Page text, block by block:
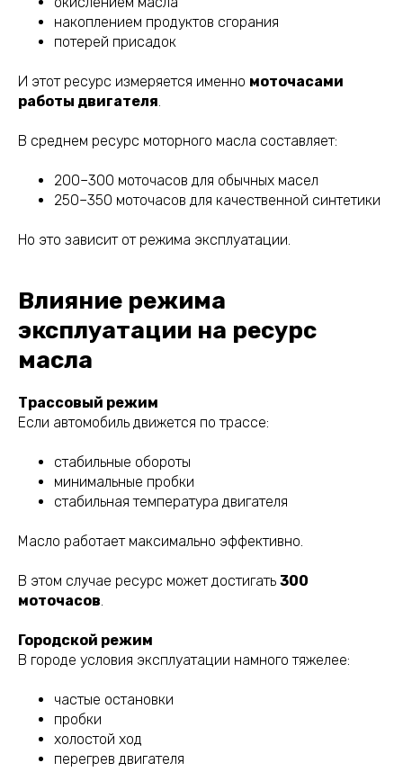
накоплением продуктов сгорания
потерей присадок
И этот ресурс измеряется именно моточасами
работы двигателя.
В среднем ресурс моторного масла составляет:
200–300 моточасов для обычных масел
250–350 моточасов для качественной синтетики
Но это зависит от режима эксплуатации.
Влияние режима
эксплуатации на ресурс
масла
Трассовый режим
Если автомобиль движется по трассе:
стабильные обороты
минимальные пробки
стабильная температура двигателя
Масло работает максимально эффективно.
В этом случае ресурс может достигать 300
моточасов.
Городской режим
В городе условия эксплуатации намного тяжелее:
частые остановки
пробки
холостой ход
перегрев двигателя